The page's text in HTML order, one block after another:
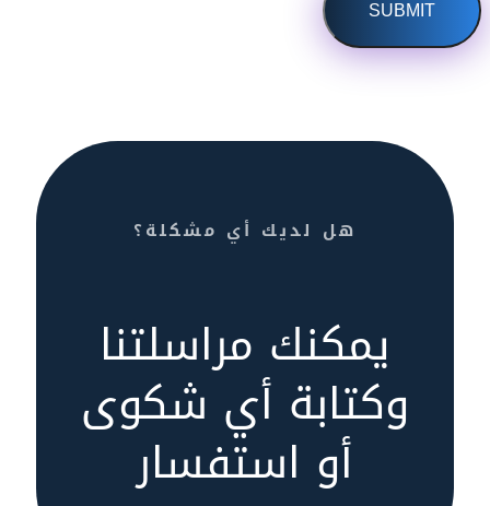
هل لديك أي مشكلة؟
يمكنك مراسلتنا
وكتابة أي شكوى
أو استفسار